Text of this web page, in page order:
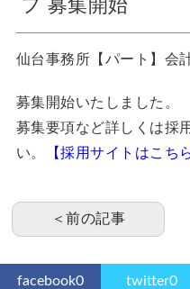
フ 募集開始
仙台事務所【パート】会
募集開始いたしました。
募集要項など詳しくは採
い。
【採用サイトはこち
＜前の記事
facebook0 twitter0